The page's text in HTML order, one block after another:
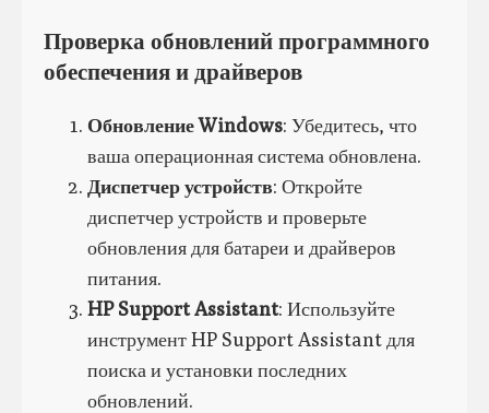
Проверка обновлений программного
обеспечения и драйверов
Обновление Windows: Убедитесь, что
ваша операционная система обновлена.
Диспетчер устройств: Откройте
диспетчер устройств и проверьте
обновления для батареи и драйверов
питания.
HP Support Assistant: Используйте
инструмент HP Support Assistant для
поиска и установки последних
обновлений.